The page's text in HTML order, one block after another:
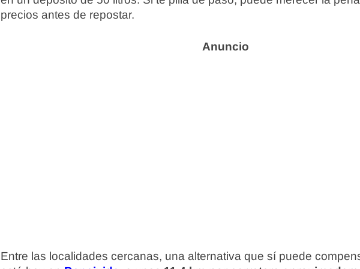
precios antes de repostar.
Entre las localidades cercanas, una alternativa que sí puede